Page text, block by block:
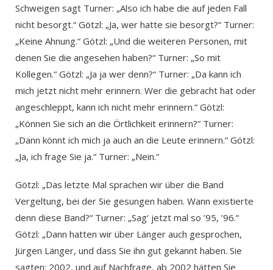
Schweigen sagt Turner: „Also ich habe die auf jeden Fall
nicht besorgt.“ Götzl: „Ja, wer hatte sie besorgt?“ Turner:
„Keine Ahnung.“ Götzl: „Und die weiteren Personen, mit
denen Sie die angesehen haben?“ Turner: „So mit
Kollegen.“ Götzl: „Ja ja wer denn?“ Turner: „Da kann ich
mich jetzt nicht mehr erinnern. Wer die gebracht hat oder
angeschleppt, kann ich nicht mehr erinnern.“ Götzl:
„Können Sie sich an die Örtlichkeit erinnern?“ Turner:
„Dann könnt ich mich ja auch an die Leute erinnern.“ Götzl:
„Ja, ich frage Sie ja.“ Turner: „Nein.“
Götzl: „Das letzte Mal sprachen wir über die Band
Vergeltung, bei der Sie gesungen haben. Wann existierte
denn diese Band?“ Turner: „Sag‘ jetzt mal so ’95, ’96.“
Götzl: „Dann hatten wir über Länger auch gesprochen,
Jürgen Länger, und dass Sie ihn gut gekannt haben. Sie
sagten: 2002, und auf Nachfrage, ab 2002 hätten Sie